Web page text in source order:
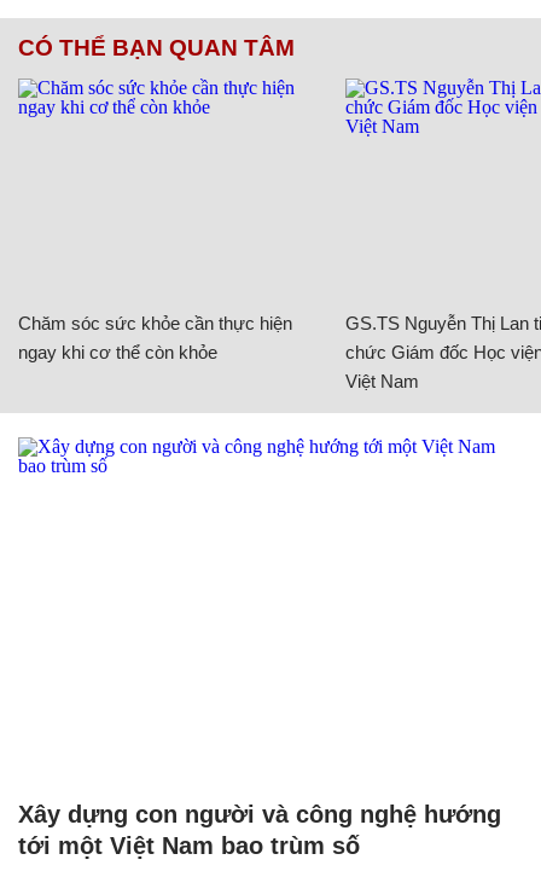
CÓ THỂ BẠN QUAN TÂM
Chăm sóc sức khỏe cần thực hiện
ngay khi cơ thể còn khỏe
GS.TS Nguyễn Thị Lan
chức Giám đốc Học
Việt Nam
Xây dựng con người và công nghệ hướng
tới một Việt Nam bao trùm số